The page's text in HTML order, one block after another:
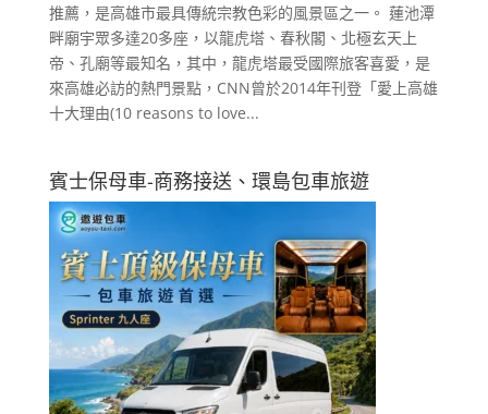
推薦，是高雄市最具傳統宗教色彩的風景區之一。 蓮池潭
畔廟宇眾多達20多座，以龍虎塔、春秋閣、北極玄天上
帝、孔廟等最知名，其中，龍虎塔最受國際旅客喜愛，是
來高雄必訪的熱門景點，CNN曾於2014年刊登「愛上高雄
十大理由(10 reasons to love...
賓士保母車-商務接送、環島包車旅遊